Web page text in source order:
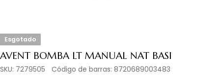
Esgotado
AVENT BOMBA LT MANUAL NAT BASI
SKU: 7279505 Código de barras: 8720689003483